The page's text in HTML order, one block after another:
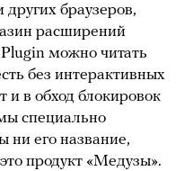
браузеров,
расширений
можно читать
без интерактивных
и в обход блокировок
специально
ни его название,
продукт «Медузы».